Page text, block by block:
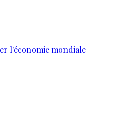
l'économie mondiale